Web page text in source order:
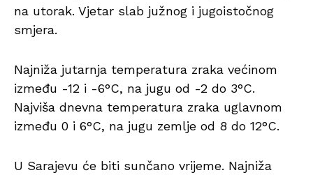
na utorak. Vjetar slab južnog i jugoistočnog
smjera.
Najniža jutarnja temperatura zraka većinom
između -12 i -6°C, na jugu od -2 do 3°C.
Najviša dnevna temperatura zraka uglavnom
između 0 i 6°C, na jugu zemlje od 8 do 12°C.
U Sarajevu će biti sunčano vrijeme. Najniža